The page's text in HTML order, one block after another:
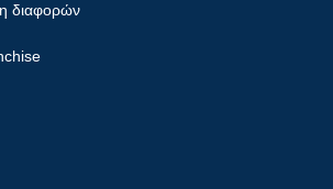
διαφορών